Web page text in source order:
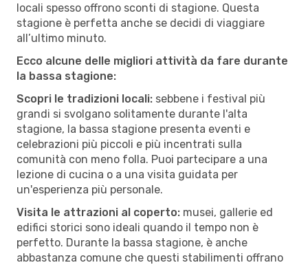
locali spesso offrono sconti di stagione. Questa
stagione è perfetta anche se decidi di viaggiare
all’ultimo minuto.
Ecco alcune delle migliori attività da fare durante
la bassa stagione:
Scopri le tradizioni locali: sebbene i festival più
grandi si svolgano solitamente durante l'alta
stagione, la bassa stagione presenta eventi e
celebrazioni più piccoli e più incentrati sulla
comunità con meno folla. Puoi partecipare a una
lezione di cucina o a una visita guidata per
un'esperienza più personale.
Visita le attrazioni al coperto: musei, gallerie ed
edifici storici sono ideali quando il tempo non è
perfetto. Durante la bassa stagione, è anche
abbastanza comune che questi stabilimenti offrano